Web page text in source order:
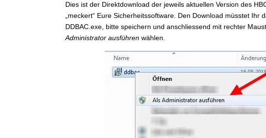
Dies ist der Direktdownload der jeweils aktuellen Version des
„meckert“ Eure Sicherheitssoftware. Den Download müsstet
DDBAC.exe, bitte speichern und anschliessend mit rechter
Administrator ausführen wählen.